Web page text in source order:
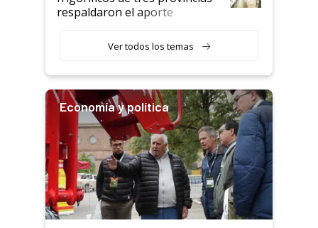
descalificaban, yo seguí
haciendo currículum"
respaldaron el aporte
Ver todos los temas
Economía y política